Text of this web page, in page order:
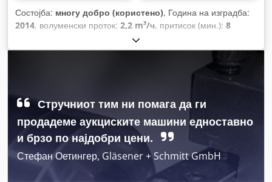
Состојба: многу добро (користено), Година на изградба:
2014, волуменски проток: 2,2 m³/ч, притисок (мин.): 8
Стручниот тим ни помага да ги
продадеме аукциските машини едноставно
и брзо по најдобри цени.
Стефан Оетингер, Gläsener + Schmitt GmbH